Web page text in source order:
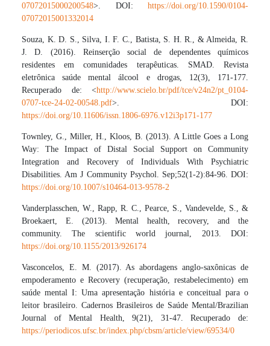
07072015000200548>. DOI: https://doi.org/10.1590/0104-
07072015001332014
Souza, K. D. S., Silva, I. F. C., Batista, S. H. R., & Almeida, R.
J. D. (2016). Reinserção social de dependentes químicos
residentes em comunidades terapêuticas. SMAD. Revista
eletrônica saúde mental álcool e drogas, 12(3), 171-177.
Recuperado de: <http://www.scielo.br/pdf/tce/v24n2/pt_0104-
0707-tce-24-02-00548.pdf>. DOI:
https://doi.org/10.11606/issn.1806-6976.v12i3p171-177
Townley, G., Miller, H., Kloos, B. (2013). A Little Goes a Long
Way: The Impact of Distal Social Support on Community
Integration and Recovery of Individuals With Psychiatric
Disabilities. Am J Community Psychol. Sep;52(1-2):84-96. DOI:
https://doi.org/10.1007/s10464-013-9578-2
Vanderplasschen, W., Rapp, R. C., Pearce, S., Vandevelde, S., &
Broekaert, E. (2013). Mental health, recovery, and the
community. The scientific world journal, 2013. DOI:
https://doi.org/10.1155/2013/926174
Vasconcelos, E. M. (2017). As abordagens anglo-saxônicas de
empoderamento e Recovery (recuperação, restabelecimento) em
saúde mental I: Uma apresentação história e conceitual para o
leitor brasileiro. Cadernos Brasileiros de Saúde Mental/Brazilian
Journal of Mental Health, 9(21), 31-47. Recuperado de:
https://periodicos.ufsc.br/index.php/cbsm/article/view/69534/0